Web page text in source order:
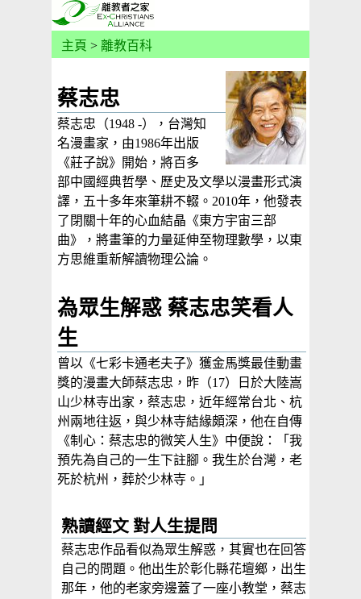
主頁 > 離教百科
蔡志忠
蔡志忠（1948 -），台灣知
名漫畫家，由1986年出版
《莊子說》開始，將百多
部中國經典哲學、歷史及文學以漫畫形式演
譯，五十多年來筆耕不輟。2010年，他發表
了閉關十年的心血結晶《東方宇宙三部
曲》，將畫筆的力量延伸至物理數學，以東
方思維重新解讀物理公論。
為眾生解惑 蔡志忠笑看人
生
曾以《七彩卡通老夫子》獲金馬獎最佳動畫
獎的漫畫大師蔡志忠，昨（17）日於大陸嵩
山少林寺出家，蔡志忠，近年經常台北、杭
州兩地往返，與少林寺結緣頗深，他在自傳
《制心：蔡志忠的微笑人生》中便說：「我
預先為自己的一生下註腳。我生於台灣，老
死於杭州，葬於少林寺。」
熟讀經文 對人生提問
蔡志忠作品看似為眾生解惑，其實也在回答
自己的問題。他出生於彰化縣花壇鄉，出生
那年，他的老家旁邊蓋了一座小教堂，蔡志